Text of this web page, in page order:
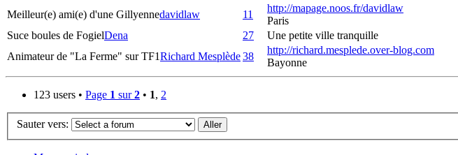
Meilleur(e) ami(e) d'une Gillyennedavidlaw 11
http://mapage.noos.fr/davidlaw
Paris
Suce boules de FogielDena 27 Une petite ville tranquille
Animateur de "La Ferme" sur TF1Richard Mesplède38
http://richard.mesplede.over-blog.com
Bayonne
123 users • Page 1 sur2 • 1, 2
Sauter vers: